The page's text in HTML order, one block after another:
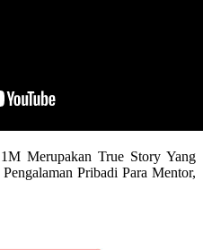
Merupakan True Story Yang
Pribadi Para Mentor,